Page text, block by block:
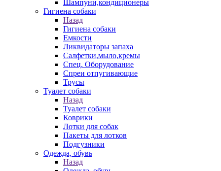
Шампуни,кондиционеры
Гигиена собаки
Назад
Гигиена собаки
Емкости
Ликвидаторы запаха
Салфетки,мыло,кремы
Спец. Оборудование
Спреи отпугивающие
Трусы
Туалет собаки
Назад
Туалет собаки
Коврики
Лотки для собак
Пакеты для лотков
Подгузники
Одежда, обувь
Назад